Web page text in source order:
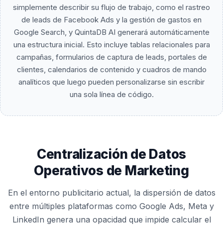
simplemente describir su flujo de trabajo, como el rastreo
de leads de Facebook Ads y la gestión de gastos en
Google Search, y QuintaDB AI generará automáticamente
una estructura inicial. Esto incluye tablas relacionales para
campañas, formularios de captura de leads, portales de
clientes, calendarios de contenido y cuadros de mando
analíticos que luego pueden personalizarse sin escribir
una sola línea de código.
Centralización de Datos
Operativos de Marketing
En el entorno publicitario actual, la dispersión de datos
entre múltiples plataformas como Google Ads, Meta y
LinkedIn genera una opacidad que impide calcular el